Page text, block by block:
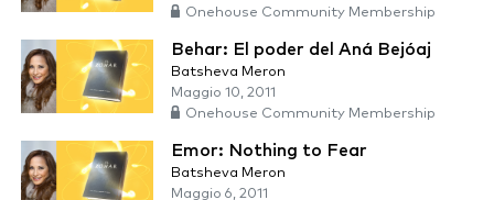
Onehouse Community Membership
Behar: El poder del Aná Bejóaj
Batsheva Meron
Maggio 10, 2011
Onehouse Community Membership
Emor: Nothing to Fear
Batsheva Meron
Maggio 6, 2011